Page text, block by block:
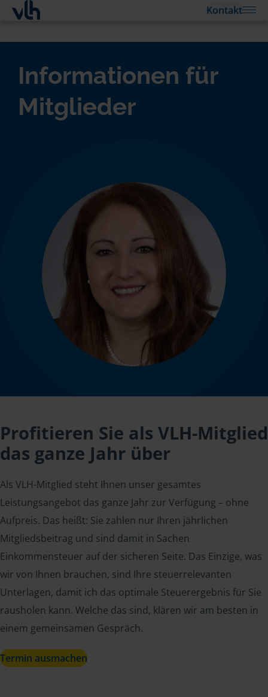
Kontakt
Informationen für
Mitglieder
Profitieren Sie als VLH-Mitglied
das ganze Jahr über
Als VLH-Mitglied steht Ihnen unser gesamtes
Leistungsangebot das ganze Jahr zur Verfügung – ohne
Aufpreis. Das heißt: Sie zahlen nur Ihren jährlichen
Mitgliedsbeitrag und sind damit in Sachen
Einkommensteuer auf der sicheren Seite. Das Einzige, was
wir von Ihnen brauchen, sind Ihre steuerrelevanten
Unterlagen, damit ich das optimale Steuerergebnis für Sie
rausholen kann. Welche das sind, klären wir am besten in
einem gemeinsamen Gespräch.
Termin ausmachen